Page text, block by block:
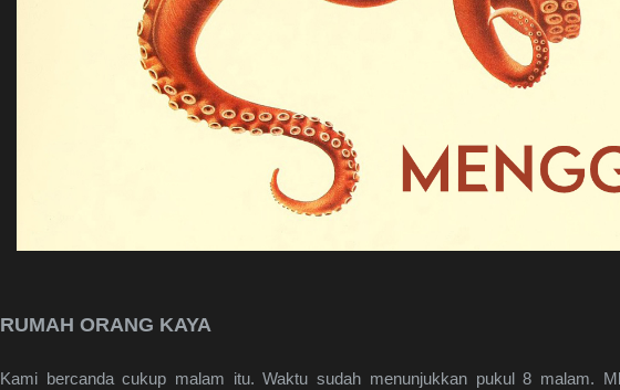
RUMAH ORANG KAYA
Kami bercanda cukup malam itu. Waktu sudah menunjukkan pukul 8 malam.